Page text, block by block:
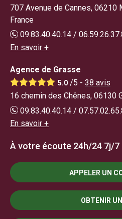
707 Avenue de Cannes, 06210
France
09.83.40.40.14 /
En savoir +
Agence de Grasse
5.0 /5 - 38 avis
16 chemin des Chênes, 06130
09.83.40.40.14 /
En savoir +
À votre écoute 24h/24 7j/7
APPELER UN
OBTENIR